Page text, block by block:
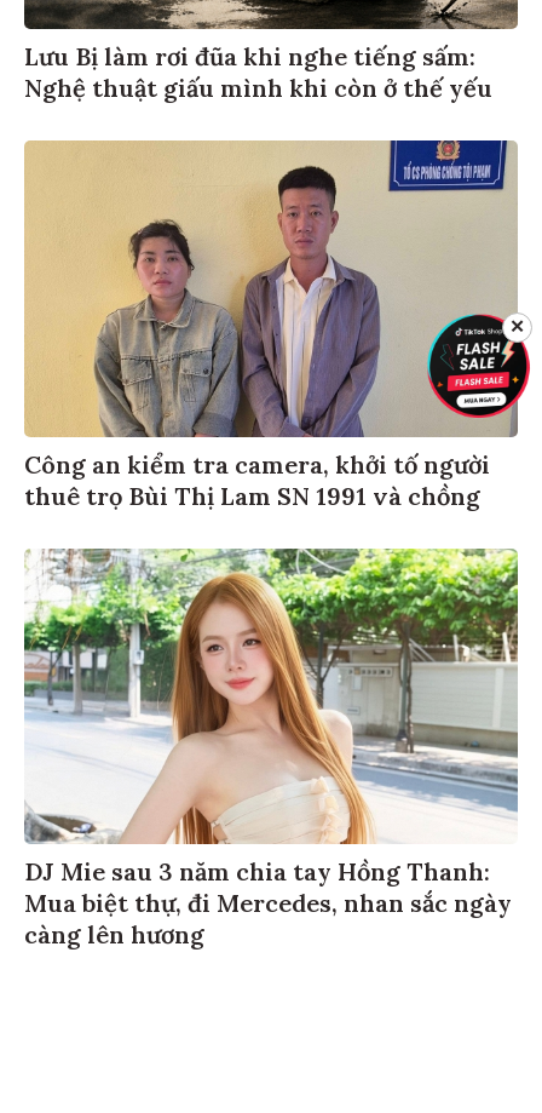
Lưu Bị làm rơi đũa khi nghe tiếng sấm:
Nghệ thuật giấu mình khi còn ở thế yếu
Công an kiểm tra camera, khởi tố người
thuê trọ Bùi Thị Lam SN 1991 và chồng
DJ Mie sau 3 năm chia tay Hồng Thanh:
Mua biệt thự, đi Mercedes, nhan sắc ngày
càng lên hương
✕